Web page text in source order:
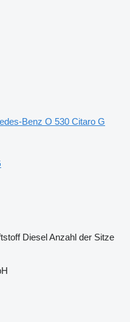
Benz O 530 Citaro G
DieselAnzahl der Sitze